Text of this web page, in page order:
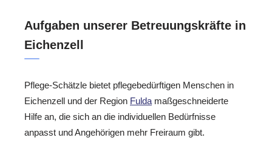
Aufgaben unserer Betreuungskräfte in
Eichenzell
Pflege-Schätzle bietet pflegebedürftigen Menschen in
Eichenzell und der Region Fulda maßgeschneiderte
Hilfe an, die sich an die individuellen Bedürfnisse
anpasst und Angehörigen mehr Freiraum gibt.